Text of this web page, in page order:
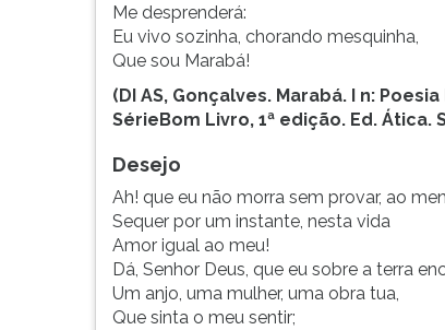
Me desprenderá:
Eu vivo sozinha, chorando mesquinha,
Que sou Marabá!
(DI AS, Gonçalves. Marabá. I n:
SérieBom Livro, 1ª edição. Ed. Ática.
Desejo
Ah! que eu não morra sem provar, ao
Sequer por um instante, nesta vida
Amor igual ao meu!
Dá, Senhor Deus, que eu sobre a terra
Um anjo, uma mulher, uma obra tua,
Que sinta o meu sentir;